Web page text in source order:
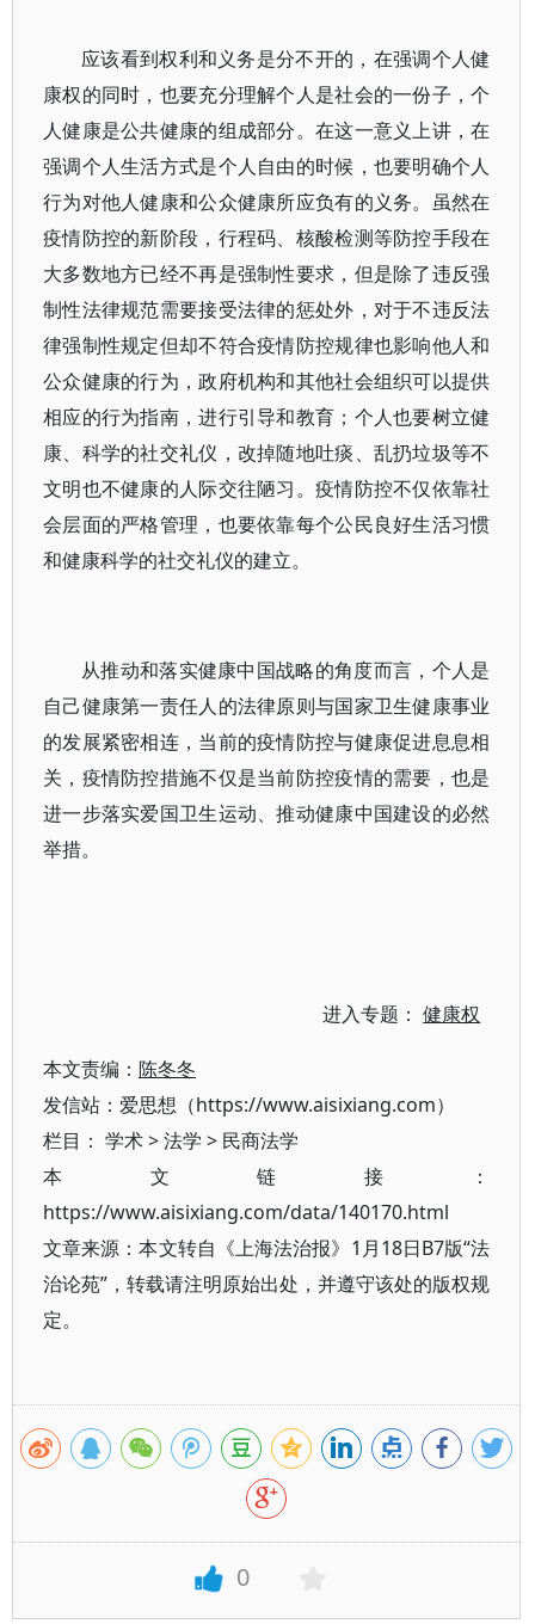
应该看到权利和义务是分不开的，在强调个人健
康权的同时，也要充分理解个人是社会的一份子，个
人健康是公共健康的组成部分。在这一意义上讲，在
强调个人生活方式是个人自由的时候，也要明确个人
行为对他人健康和公众健康所应负有的义务。虽然在
疫情防控的新阶段，行程码、核酸检测等防控手段在
大多数地方已经不再是强制性要求，但是除了违反强
制性法律规范需要接受法律的惩处外，对于不违反法
律强制性规定但却不符合疫情防控规律也影响他人和
公众健康的行为，政府机构和其他社会组织可以提供
相应的行为指南，进行引导和教育；个人也要树立健
康、科学的社交礼仪，改掉随地吐痰、乱扔垃圾等不
文明也不健康的人际交往陋习。疫情防控不仅依靠社
会层面的严格管理，也要依靠每个公民良好生活习惯
和健康科学的社交礼仪的建立。
从推动和落实健康中国战略的角度而言，个人是
自己健康第一责任人的法律原则与国家卫生健康事业
的发展紧密相连，当前的疫情防控与健康促进息息相
关，疫情防控措施不仅是当前防控疫情的需要，也是
进一步落实爱国卫生运动、推动健康中国建设的必然
举措。
进入专题：健康权
本文责编： 陈冬冬
发信站：爱思想（https://www.aisixiang.com）
栏目： 学术>法学 > 民商法学
本文链接：
https://www.aisixiang.com/data/140170.html
文章来源：本文转自《上海法治报》1月18日B7版“法
治论苑”，转载请注明原始出处，并遵守该处的版权规
定。
0